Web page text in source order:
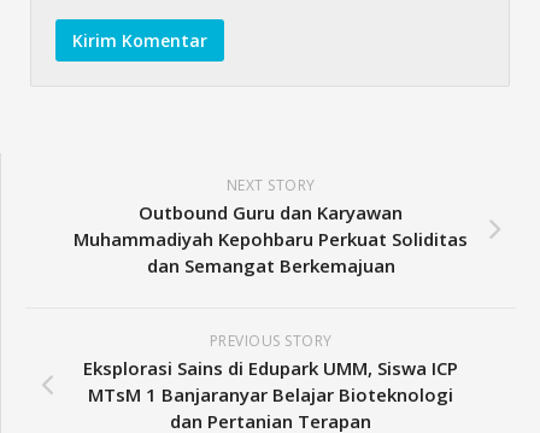
NEXT STORY
Outbound Guru dan Karyawan
Muhammadiyah Kepohbaru Perkuat Soliditas
dan Semangat Berkemajuan
PREVIOUS STORY
Eksplorasi Sains di Edupark UMM, Siswa ICP
MTsM 1 Banjaranyar Belajar Bioteknologi
dan Pertanian Terapan